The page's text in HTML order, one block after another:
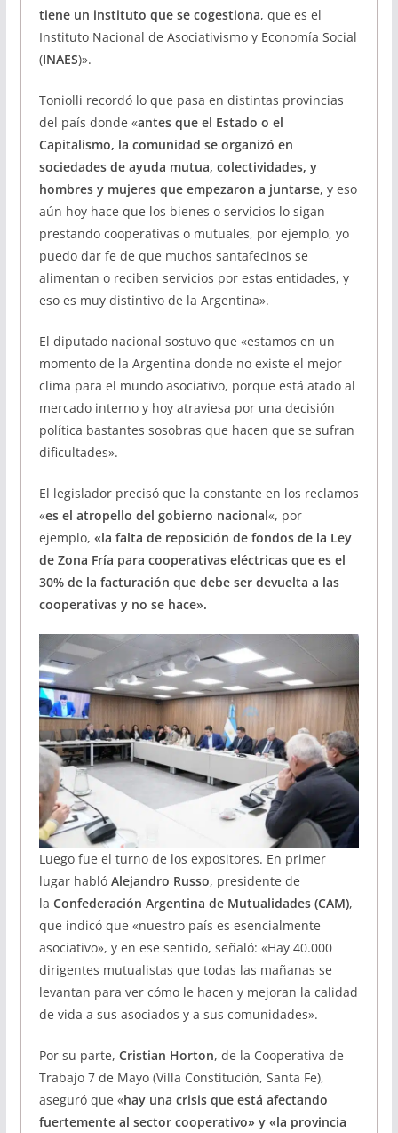
tiene un instituto que se cogestiona, que es el
Instituto Nacional de Asociativismo y Economía Social
(INAES)».
Toniolli recordó lo que pasa en distintas provincias
del país donde «antes que el Estado o el
Capitalismo, la comunidad se organizó en
sociedades de ayuda mutua, colectividades, y
hombres y mujeres que empezaron a juntarse, y eso
aún hoy hace que los bienes o servicios lo sigan
prestando cooperativas o mutuales, por ejemplo, yo
puedo dar fe de que muchos santafecinos se
alimentan o reciben servicios por estas entidades, y
eso es muy distintivo de la Argentina».
El diputado nacional sostuvo que «estamos en un
momento de la Argentina donde no existe el mejor
clima para el mundo asociativo, porque está atado al
mercado interno y hoy atraviesa por una decisión
política bastantes sosobras que hacen que se sufran
dificultades».
El legislador precisó que la constante en los reclamos
«es el atropello del gobierno nacional«, por
ejemplo, «la falta de reposición de fondos de la Ley
de Zona Fría para cooperativas eléctricas que es el
30% de la facturación que debe ser devuelta a las
cooperativas y no se hace».
Luego fue el turno de los expositores. En primer
lugar habló Alejandro Russo, presidente de
la Confederación Argentina de Mutualidades (CAM),
que indicó que «nuestro país es esencialmente
asociativo», y en ese sentido, señaló: «Hay 40.000
dirigentes mutualistas que todas las mañanas se
levantan para ver cómo le hacen y mejoran la calidad
de vida a sus asociados y a sus comunidades».
Por su parte, Cristian Horton, de la Cooperativa de
Trabajo 7 de Mayo (Villa Constitución, Santa Fe),
aseguró que «hay una crisis que está afectando
fuertemente al sector cooperativo» y «la provincia